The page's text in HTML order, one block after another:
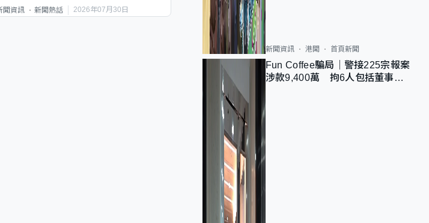
聞資訊 新聞熱話 2026年07月30日
新聞資訊 港聞 首頁新聞
Fun Coffee騙局｜警接225宗報案
涉款9,400萬 拘6人包括董事股